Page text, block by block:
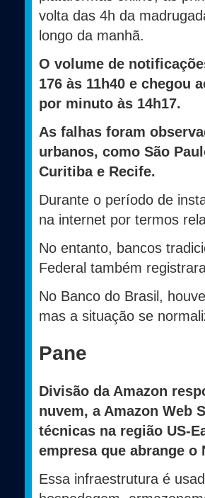
volta das 4h da
longo da manhã.
O volume de
176 às 11h40 e chegou
por minuto às 14h17.
As falhas foram
urbanos, como São
Curitiba e Recife.
Durante o período de
na internet por termos
No entanto, bancos
Federal também
No Banco do Brasil,
mas a situação se
Pane
Divisão da Amazon
nuvem, a Amazon Web
técnicas na região US-
empresa que abrange o
Essa infraestrutura é